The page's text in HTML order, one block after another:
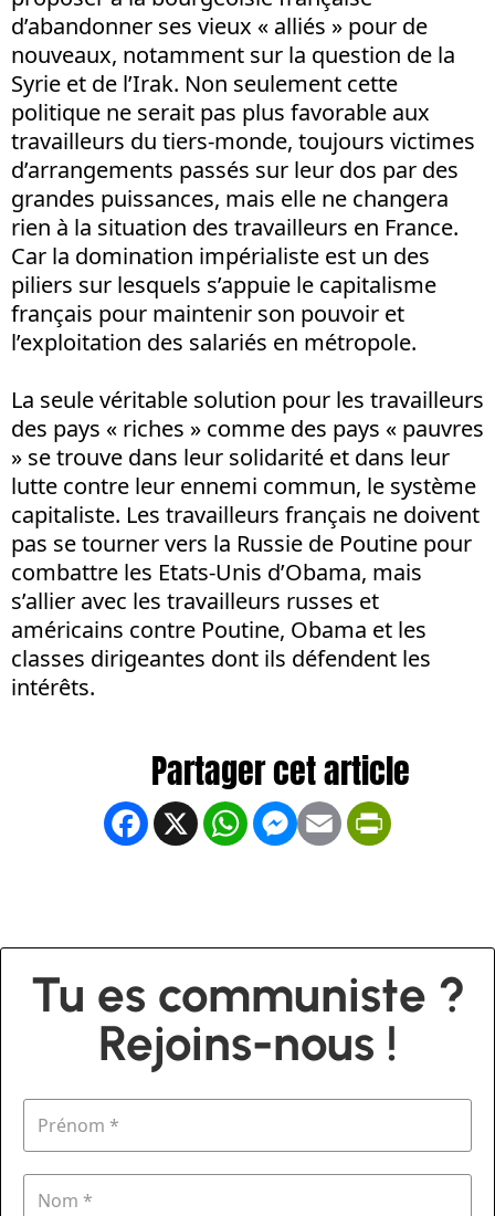
d’abandonner ses vieux « alliés » pour de
nouveaux, notamment sur la question de la
Syrie et de l’Irak. Non seulement cette
politique ne serait pas plus favorable aux
travailleurs du tiers-monde, toujours victimes
d’arrangements passés sur leur dos par des
grandes puissances, mais elle ne changera
rien à la situation des travailleurs en France.
Car la domination impérialiste est un des
piliers sur lesquels s’appuie le capitalisme
français pour maintenir son pouvoir et
l’exploitation des salariés en métropole.
La seule véritable solution pour les travailleurs
des pays « riches » comme des pays « pauvres
» se trouve dans leur solidarité et dans leur
lutte contre leur ennemi commun, le système
capitaliste. Les travailleurs français ne doivent
pas se tourner vers la Russie de Poutine pour
combattre les Etats-Unis d’Obama, mais
s’allier avec les travailleurs russes et
américains contre Poutine, Obama et les
classes dirigeantes dont ils défendent les
intérêts.
Facebook
X WhatsApp
Messenger
Email
Tu es communiste ?
Rejoins-nous !